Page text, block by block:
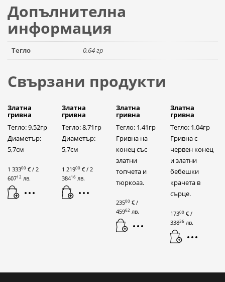
Допълнителна
информация
Тегло 0.64 гр
Свързани продукти
Златна
гривна
Тегло: 9,52гр
Диаметър:
5,7см
1 33300 € / 2
60712 лв.
Златна
гривна
Тегло: 8,71гр
Диаметър:
5,7см
1 21900 € / 2
38416 лв.
Златна
гривна
Тегло: 1,41гр
Гривна на
конец със
златни
топчета и
тюркоаз.
23500 € /
45962 лв.
Златна
гривна
Тегло: 1,04гр
Гривна с
червен конец
и златни
бебешки
крачета в
сърце.
17300 € /
33836 лв.